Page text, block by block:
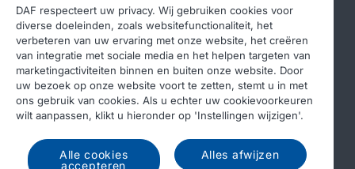
© 2026 DAF Legal notice
Privacy statement
Algemene voorwaarden
DAF en cookies
Income Tax Report
DAF respecteert uw privacy. Wij gebruiken cookies voor
diverse doeleinden, zoals websitefunctionaliteit, het
verbeteren van uw ervaring met onze website, het creëren
van integratie met sociale media en het helpen targeten van
marketingactiviteiten binnen en buiten onze website. Door
uw bezoek op onze website voort te zetten, stemt u in met
ons gebruik van cookies. Als u echter uw cookievoorkeuren
wilt aanpassen, klikt u hieronder op 'Instellingen wijzigen'.
Alle cookies
accepteren
Alles afwijzen